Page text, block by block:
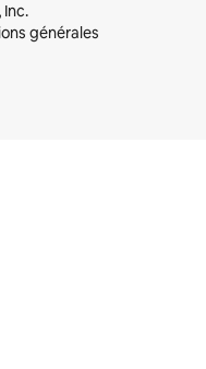
générales